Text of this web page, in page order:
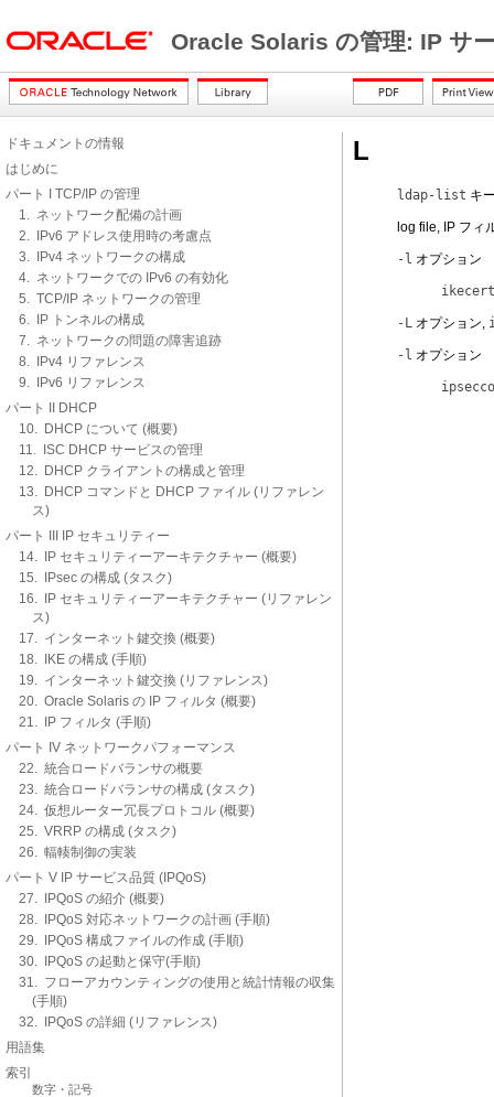
Oracle Solaris の管理: IP サ
ドキュメントの情報
はじめに
パート I TCP/IP の管理
1. ネットワーク配備の計画
2. IPv6 アドレス使用時の考慮点
3. IPv4 ネットワークの構成
4. ネットワークでの IPv6 の有効化
5. TCP/IP ネットワークの管理
6. IP トンネルの構成
7. ネットワークの問題の障害追跡
8. IPv4 リファレンス
9. IPv6 リファレンス
パート II DHCP
10. DHCP について (概要)
11. ISC DHCP サービスの管理
12. DHCP クライアントの構成と管理
13. DHCP コマンドと DHCP ファイル (リファレン
ス)
パート III IP セキュリティー
14. IP セキュリティーアーキテクチャー (概要)
15. IPsec の構成 (タスク)
16. IP セキュリティーアーキテクチャー (リファレン
ス)
17. インターネット鍵交換 (概要)
18. IKE の構成 (手順)
19. インターネット鍵交換 (リファレンス)
20. Oracle Solaris の IP フィルタ (概要)
21. IP フィルタ (手順)
パート IV ネットワークパフォーマンス
22. 統合ロードバランサの概要
23. 統合ロードバランサの構成 (タスク)
24. 仮想ルーター冗長プロトコル (概要)
25. VRRP の構成 (タスク)
26. 輻輳制御の実装
パート V IP サービス品質 (IPQoS)
27. IPQoS の紹介 (概要)
28. IPQoS 対応ネットワークの計画 (手順)
29. IPQoS 構成ファイルの作成 (手順)
30. IPQoS の起動と保守(手順)
31. フローアカウンティングの使用と統計情報の収集
(手順)
32. IPQoS の詳細 (リファレンス)
用語集
索引
数字・記号
L
ldap-list キ
log file, IP フィ
-l オプション
-L オプション,
-l オプション